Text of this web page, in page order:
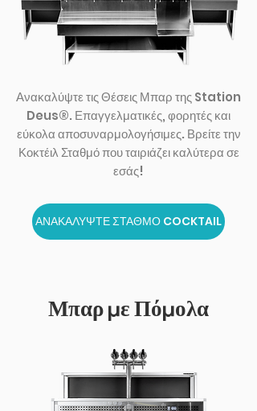
Ανακαλύψτε τις Θέσεις Μπαρ της Station
Deus®. Επαγγελματικές, φορητές και
εύκολα αποσυναρμολογήσιμες. Βρείτε την
Κοκτέιλ Σταθμό που ταιριάζει καλύτερα σε
εσάς!
ΑΝΑΚΑΛΥΨΤΕ ΣΤΑΘΜΟ COCKTAIL
Μπαρ με Πόμολα